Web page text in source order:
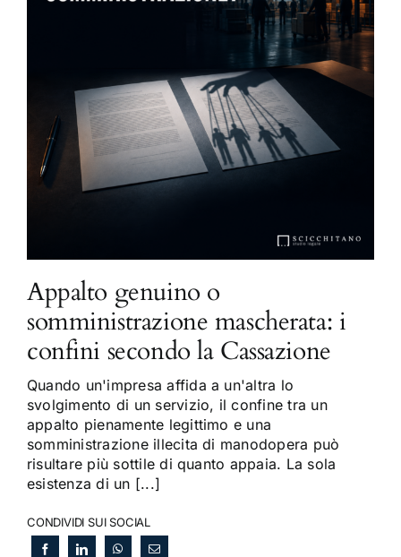
Appalto genuino o
somministrazione mascherata: i
confini secondo la Cassazione
Quando un'impresa affida a un'altra lo
svolgimento di un servizio, il confine tra un
appalto pienamente legittimo e una
somministrazione illecita di manodopera può
risultare più sottile di quanto appaia. La sola
esistenza di un [...]
CONDIVIDI SUI SOCIAL